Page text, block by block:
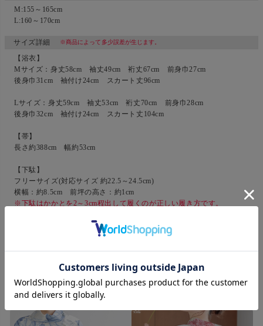
M:155～165cm
L:160～170cm
サイズ詳細 ※商品によって多少誤差が生じます。
【浴衣】
Mサイズ：身丈58cm 袖丈49cm 裄丈67cm 前身巾27cm
後身巾31cm 袖付け24cm スカート丈96cm
Lサイズ：身丈59cm 袖丈53cm 裄丈70cm 前身巾28cm
後身巾32cm 袖付け24cm スカート丈104cm
【帯】
長さ約388cm 幅約53cm
【下駄】
フリーサイズ(対応サイズ 約22.5～24.5cm)
横幅：約8.5cm 前坪の高さ：約1cm
※下駄はかかとを2～3cm程出して履くのが正しい履き方です。
撮影時のライティング・ご覧になっているモニター・PC環境により、
実際の商品と色味が異なって見える場合がございます。
なお、著しい色の相違は御座いません。